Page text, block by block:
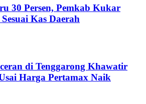
30 Persen, Pemkab Kukar
Kas Daerah
di Tenggarong Khawatir
Harga Pertamax Naik